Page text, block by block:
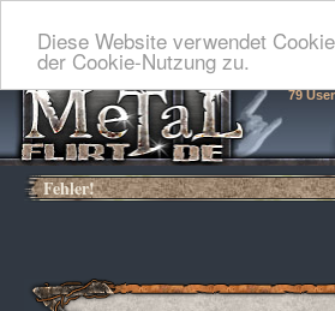
Diese Website verwendet
der Cookie-Nutzung zu.
79
Fehler!